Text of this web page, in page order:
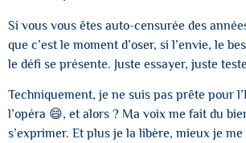
Si vous vous êtes auto-censurée des
que c’est le moment d’oser, si l’envie, le
le défi se présente. Juste essayer, juste
Techniquement, je ne suis pas prête pour
l’opéra 😄, et alors ? Ma voix me fait du
s’exprimer. Et plus je la libère, mieux je